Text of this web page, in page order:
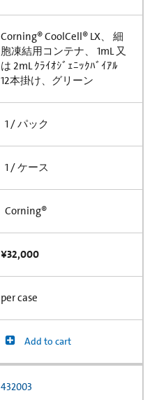
Corning® CoolCell® LX、 細
胞凍結用コンテナ、 1mL 又
は 2mL ｸﾗｲｵｼﾞｪﾆｯｸﾊﾞｲｱﾙ
12本掛け、グリーン
1 / パック
1 / ケース
Corning®
¥32,000
per case
Add to cart
432003